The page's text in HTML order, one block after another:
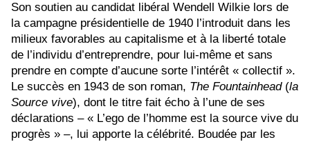
Son soutien au candidat libéral Wendell Wilkie lors de
la campagne présidentielle de 1940 l’introduit dans les
milieux favorables au capitalisme et à la liberté totale
de l’individu d’entreprendre, pour lui-même et sans
prendre en compte d’aucune sorte l’intérêt « collectif ».
Le succès en 1943 de son roman, The Fountainhead(la
Source vive), dont le titre fait écho à l’une de ses
déclarations – « L’ego de l’homme est la source vive du
progrès » –, lui apporte la célébrité. Boudée par les